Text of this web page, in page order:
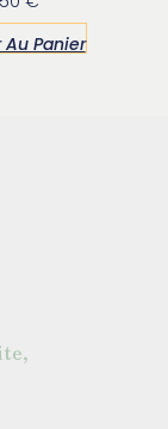
Panier